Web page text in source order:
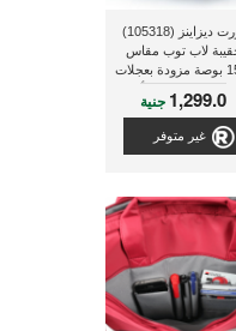
بورت ديزاينز (105318)
لاب توب مقاس
15.6 بوصة مزودة بعجلات
للجر ذو لون أسود
1,299.0 جنية
غير متوفر